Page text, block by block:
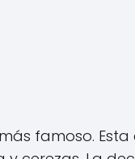
famoso.